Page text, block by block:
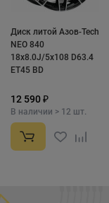
Диск литой Азов-Tech
NEO 840
18x8.0J/5x108 D63.4
ET45 BD
12 590 ₽
В наличии > 12 шт.